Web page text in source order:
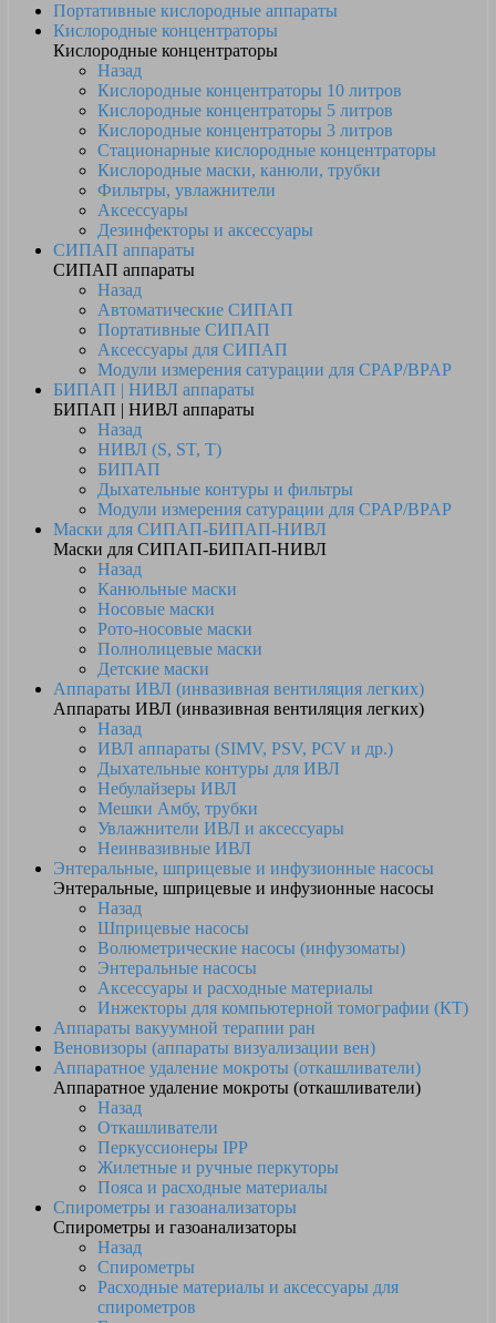
Портативные кислородные аппараты
Кислородные концентраторы
Кислородные концентраторы
Назад
Кислородные концентраторы 10 литров
Кислородные концентраторы 5 литров
Кислородные концентраторы 3 литров
Стационарные кислородные концентраторы
Кислородные маски, канюли, трубки
Фильтры, увлажнители
Аксессуары
Дезинфекторы и аксессуары
СИПАП аппараты
СИПАП аппараты
Назад
Автоматические СИПАП
Портативные СИПАП
Аксессуары для СИПАП
Модули измерения сатурации для CPAP/BPAP
БИПАП | НИВЛ аппараты
БИПАП | НИВЛ аппараты
Назад
НИВЛ (S, ST, T)
БИПАП
Дыхательные контуры и фильтры
Модули измерения сатурации для CPAP/BPAP
Маски для СИПАП-БИПАП-НИВЛ
Маски для СИПАП-БИПАП-НИВЛ
Назад
Канюльные маски
Носовые маски
Рото-носовые маски
Полнолицевые маски
Детские маски
Аппараты ИВЛ (инвазивная вентиляция легких)
Аппараты ИВЛ (инвазивная вентиляция легких)
Назад
ИВЛ аппараты (SIMV, PSV, PCV и др.)
Дыхательные контуры для ИВЛ
Небулайзеры ИВЛ
Мешки Амбу, трубки
Увлажнители ИВЛ и аксессуары
Неинвазивные ИВЛ
Энтеральные, шприцевые и инфузионные насосы
Энтеральные, шприцевые и инфузионные насосы
Назад
Шприцевые насосы
Волюметрические насосы (инфузоматы)
Энтеральные насосы
Аксессуары и расходные материалы
Инжекторы для компьютерной томографии (КТ)
Аппараты вакуумной терапии ран
Веновизоры (аппараты визуализации вен)
Аппаратное удаление мокроты (откашливатели)
Аппаратное удаление мокроты (откашливатели)
Назад
Откашливатели
Перкуссионеры IPP
Жилетные и ручные перкуторы
Пояса и расходные материалы
Спирометры и газоанализаторы
Спирометры и газоанализаторы
Назад
Спирометры
Расходные материалы и аксессуары для
спирометров